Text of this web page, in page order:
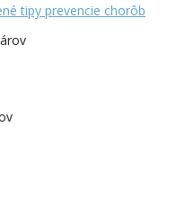
tipy prevencie chorôb